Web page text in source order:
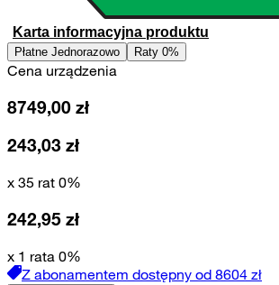
Karta informacyjna produktu
Płatne Jednorazowo Raty 0%
Cena urządzenia
8749,00 zł
243,03 zł
x 35 rat 0%
242,95 zł
x 1 rata 0%
Z abonamentem dostępny od 8604 zł